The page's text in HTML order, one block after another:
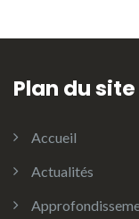
Plan du site
Accueil
Actualités